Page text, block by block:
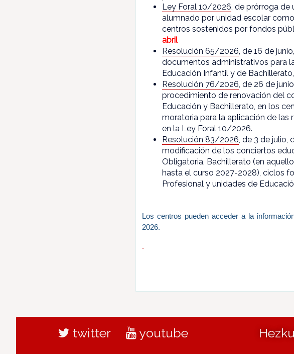
Ley Foral 10/2026, de prórroga de
alumnado por unidad escolar
centros sostenidos por fondos
abril
Resolución 65/2026, de 16 de
documentos administrativos para
Educación Infantil y de
Resolución 76/2026, de 26 de
procedimiento de renovación del
Educación y Bachillerato, en los
moratoria para la aplicación de las
en la Ley Foral 10/2026.
Resolución 83/2026, de 3 de julio,
modificación de los conciertos
Obligatoria, Bachillerato (en
hasta el curso 2027-2028), ciclos
Profesional y unidades de
Los centros pueden acceder a la
2026.
twitter youtube